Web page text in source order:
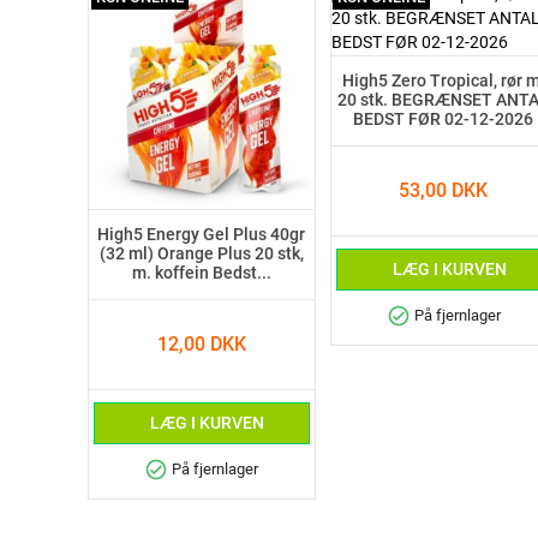
High5 Energy Gel Plus 40gr
(32 ml) Orange Plus 20 stk,
m. koffein Bedst...
12,00 DKK
LÆG I KURVEN
check_circle På fjernlager
High5 Zero Tropical, rør
20 stk. BEGRÆNSET
BEDST FØR 02-12-2026
53,00 DKK
LÆG I KURVEN
check_circle På fjernlager